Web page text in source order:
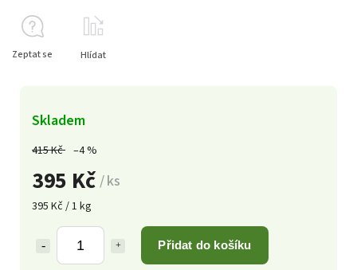
415 Kč –4 %
395 Kč / ks
395 Kč / 1 kg
Přidat do košíku
Skladem
Zeptat se Hlídat